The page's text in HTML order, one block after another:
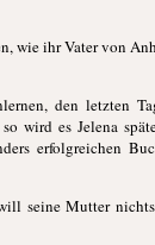
wie ihr Vater von
den letzten
wird es Jelena
erfolgreichen
seine Mutter